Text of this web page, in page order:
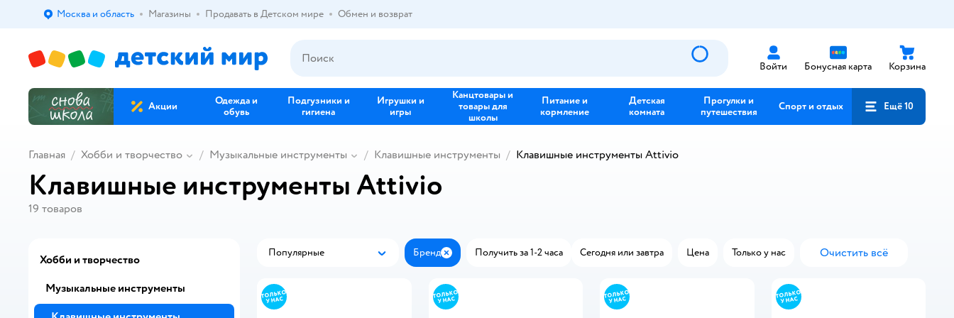
Выбор адреса доставки.
Москва и область Магазины Продавать в Детском мире Обмен и возврат
Войти Бонусная карта Корзина
Акции
Одежда и
обувь
Подгузники и
гигиена
Игрушки и
игры
Канцтовары и
товары для
школы
Питание и
кормление
Детская
комната
Прогулки и
путешествия
Спорт и отдых Ещё 10
Главная Хобби и творчество Музыкальные инструменты Клавишные инструменты Клавишные инструменты Attivio
Клавишные инструменты Attivio
19 товаров
Популярные
Популярные Бренд ЗакрытьПолучить за 1-2 часа Сегодня или завтра Цена Только у нас Очистить всё
Хобби и творчество
Музыкальные инструменты